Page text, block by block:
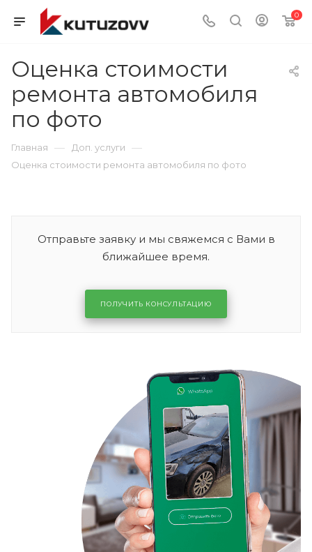
0
Оценка стоимости
ремонта автомобиля
по фото
Главная — Доп. услуги —
Оценка стоимости ремонта автомобиля по фото
Отправьте заявку и мы свяжемся с Вами в
ближайшее время.
ПОЛУЧИТЬ КОНСУЛЬТАЦИЮ